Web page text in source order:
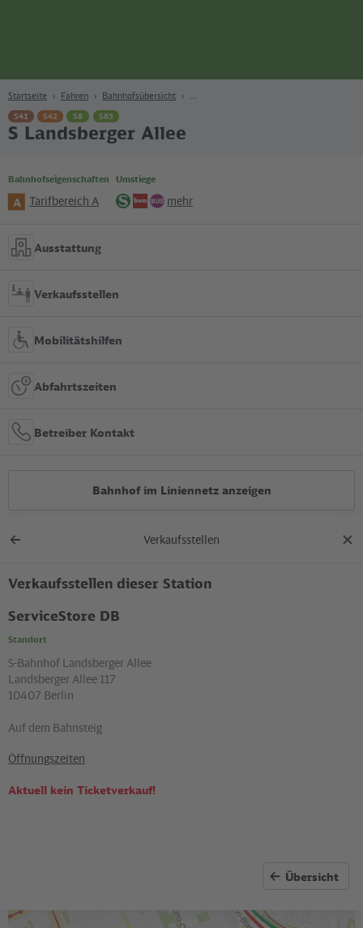
Startseite Fahren Bahnhofsübersicht
S41 S42 S8 S85
S Landsberger Allee
Bahnhofseigenschaften
A Tarifbereich A
Umstiege
mehr
Ausstattung
Verkaufsstellen
Mobilitätshilfen
Abfahrtszeiten
Betreiber Kontakt
Zurück
Verkaufsstellen
Verkaufsstellen dieser Station
ServiceStore DB
Standort
S-Bahnhof Landsberger Allee
Landsberger Allee 117
10407 Berlin
Auf dem Bahnsteig
Öffnungszeiten
Aktuell kein Ticketverkauf!
Übersicht
Bahnhof im Liniennetz anzeigen
Alle Bauarbeiten
Lage in der Stadt
+
–